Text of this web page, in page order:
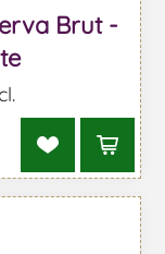
Brut -